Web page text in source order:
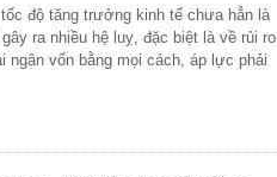
độ tăng trưởng kinh tế chưa hẳn là
ra nhiều hệ luỵ, đặc biệt là về rủi ro
ngân vốn bằng mọi cách, áp lực phải